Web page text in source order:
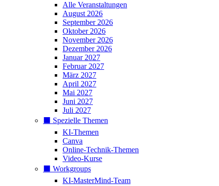
Alle Veranstaltungen
August 2026
September 2026
Oktober 2026
November 2026
Dezember 2026
Januar 2027
Februar 2027
März 2027
April 2027
Mai 2027
Juni 2027
Juli 2027
⬛️ Spezielle Themen
KI-Themen
Canva
Online-Technik-Themen
Video-Kurse
⬛️ Workgroups
KI-MasterMind-Team